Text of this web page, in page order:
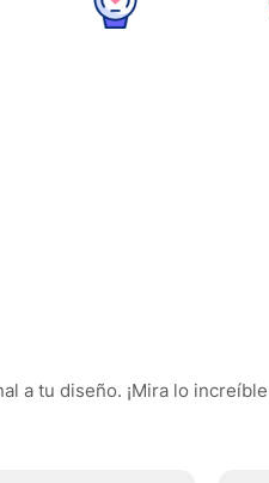
a tu diseño. ¡Mira lo